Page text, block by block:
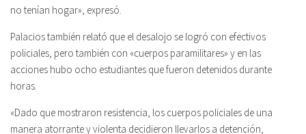
no tenían hogar», expresó.
Palacios también relató que el desalojo se logró con efectivos
policiales, pero también con «cuerpos paramilitares» y en las
acciones hubo ocho estudiantes que fueron detenidos durante
horas.
«Dado que mostraron resistencia, los cuerpos policiales de una
manera atorrante y violenta decidieron llevarlos a detención,